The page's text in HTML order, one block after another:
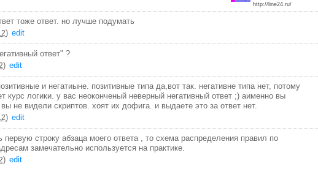
http://line24.ru/
тоже ответ. но лучше подумать
) edit
ответ" ?
) edit
и негатиыне. позитивные типа да,вот так. негативне типа нет, потому
курс логики. у вас неоконченый неверный негативный ответ ;) аименно вы
вы не видели скриптов. хоят их дофига. и выдаете это за ответ нет.
) edit
первую строку абзаца моего ответа , то схема распределения правил по
замечательно используется на практике.
) edit